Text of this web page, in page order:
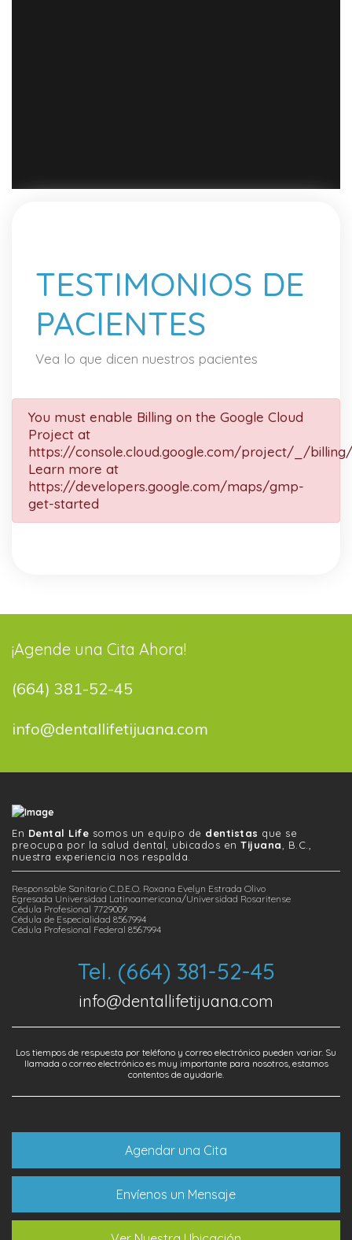
TESTIMONIOS DE
PACIENTES
Vea lo que dicen nuestros pacientes
You must enable Billing on the Google Cloud
Project at
https://console.cloud.google.com/project/_/
Learn more at
https://developers.google.com/maps/gmp-
get-started
¡Agende una Cita Ahora!
(664) 381-52-45
info@dentallifetijuana.com
En Dental Life somos un equipo de dentistas que se
preocupa por la salud dental, ubicados en Tijuana, B.C.,
nuestra experiencia nos respalda.
Responsable Sanitario C.D.E.O. Roxana Evelyn Estrada Olivo
Egresada Universidad Latinoamericana/Universidad Rosaritense
Cédula Profesional 7729009
Cédula de Especialidad 8567994
Cédula Profesional Federal 8567994
Tel. (664) 381-52-45
info@dentallifetijuana.com
Los tiempos de respuesta por teléfono y correo electrónico pueden variar. Su
llamada o correo electrónico es muy importante para nosotros, estamos
contentos de ayudarle.
Agendar una Cita
Envíenos un Mensaje